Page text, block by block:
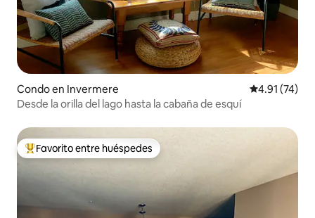
Condo en Invermere Calificación
4.91 (74)
Desde la orilla del lago hasta la cabaña de esquí
Favorito entre huéspedes preferido
Favorito entre huéspedes